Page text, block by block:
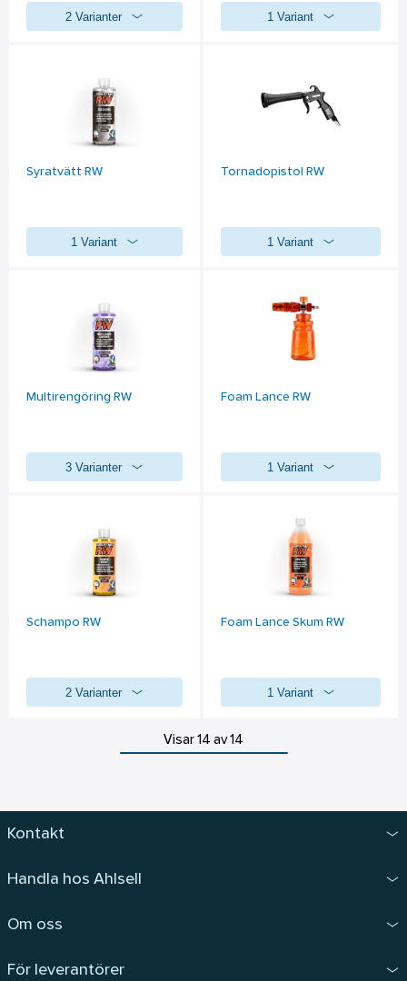
2 Varianter 1 Variant
Syratvätt RW
1 Variant
Tornadopistol RW
1 Variant
Multirengöring RW
3 Varianter
Foam Lance RW
1 Variant
Schampo RW
2 Varianter
Foam Lance Skum RW
1 Variant
Visar 14 av 14
Kontakt
Handla hos Ahlsell
Om oss
För leverantörer